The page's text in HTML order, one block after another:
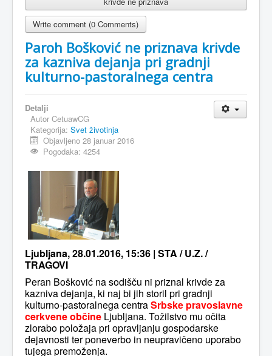
Write comment (0 Comments)
Paroh Bošković ne priznava krivde
za kazniva dejanja pri gradnji
kulturno-pastoralnega centra
Detalji
Autor CetuawCG
Kategorija: Svet životinja
Objavljeno 28 januar 2016
Pogodaka: 4254
Ljubljana, 28.01.2016, 15:36 | STA / U.Z. /
TRAGOVI
Peran Bošković na sodišču ni priznal krivde za
kazniva dejanja, ki naj bi jih storil pri gradnji
kulturno-pastoralnega centraSrbske pravoslavne
cerkvene občine Ljubljana. Tožilstvo mu očita
zlorabo položaja pri opravljanju gospodarske
dejavnosti ter poneverbo in neupravičeno uporabo
tujega premoženja.